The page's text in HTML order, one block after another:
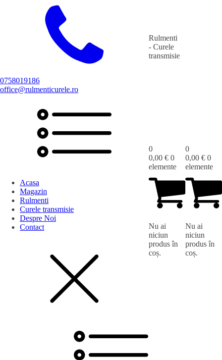
0758019186
office@rulmenticurele.ro
Rulmenti
- Curele
transmisie
Acasa
Magazin
Rulmenti
Curele transmisie
Despre Noi
Contact
0
0,00 € 0
elemente
Nu ai
niciun
produs în
coș.
0
0,00 € 0
elemente
Nu ai
niciun
produs în
coș.